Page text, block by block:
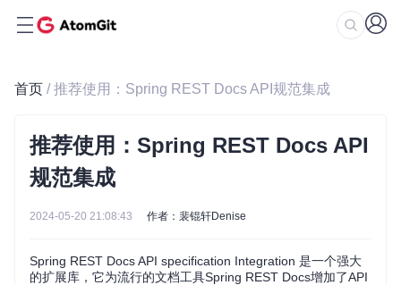
首页 / 推荐使用：Spring REST Docs API规范集成
推荐使用：Spring REST Docs API
规范集成
2024-05-20 21:08:43 作者：裴锟轩Denise
Spring REST Docs API specification Integration 是一个强大
的扩展库，它为流行的文档工具Spring REST Docs增加了API